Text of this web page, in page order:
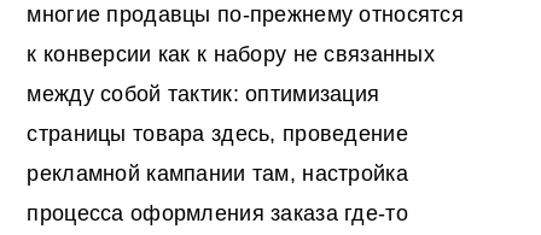
многие продавцы по-прежнему относятся
к конверсии как к набору не связанных
между собой тактик: оптимизация
страницы товара здесь, проведение
рекламной кампании там, настройка
процесса оформления заказа где-то